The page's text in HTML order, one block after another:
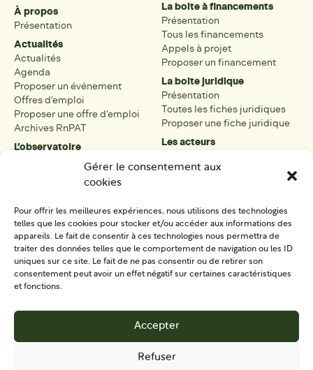
Gérer le consentement aux
cookies
Pour offrir les meilleures expériences, nous utilisons des technologies
telles que les cookies pour stocker et/ou accéder aux informations des
appareils. Le fait de consentir à ces technologies nous permettra de
traiter des données telles que le comportement de navigation ou les ID
uniques sur ce site. Le fait de ne pas consentir ou de retirer son
consentement peut avoir un effet négatif sur certaines caractéristiques
et fonctions.
Accepter
Refuser
À propos
Présentation
Actualités
Actualités
Agenda
Proposer un événement
Offres d’emploi
Proposer une offre d’emploi
Archives RnPAT
L’observatoire
Présentation de l’observatoire
La boîte à outils
Présentation
Tous les outils
Proposer un outil
La boite à financements
Présentation
Tous les financements
Appels à projet
Proposer un financement
La boite juridique
Présentation
Toutes les fiches juridiques
Proposer une fiche juridique
Les acteurs
Tous les acteurs
CONTACT
S'IMPLIQUER